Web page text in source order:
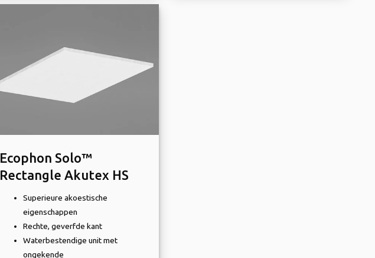
Ecophon Solo™
Rectangle Akutex HS
Superieure akoestische
eigenschappen
Rechte, geverfde kant
Waterbestendige unit met
ongekende